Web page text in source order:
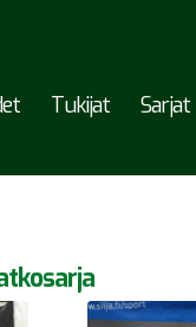
Tukijat Sarjat